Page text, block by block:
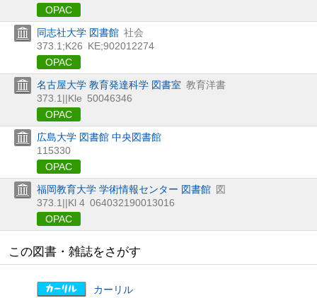
OPAC
同志社大学 図書館 社会
373.1;K26 KE;902012274
OPAC
名古屋大学 教育発達科学 図書室 教育洋書
373.1||Kle 50046346
OPAC
広島大学 図書館 中央図書館
115330
OPAC
福岡教育大学 学術情報センター 図書館 図
373.1||Kl 4 064032190013016
OPAC
この図書・雑誌をさがす
カーリル